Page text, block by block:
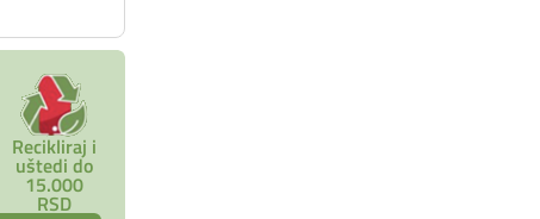
Recikliraj i
uštedi do
15.000
RSD